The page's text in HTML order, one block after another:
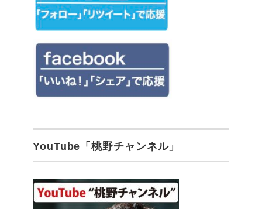
YouTube「桃野チャンネル」